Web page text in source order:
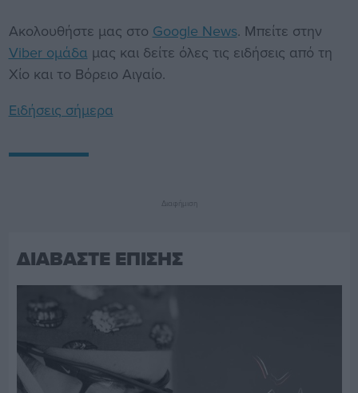
Ακολουθήστε μας στο Google News. Μπείτε στην
Viber ομάδα μας και δείτε όλες τις ειδήσεις από τη
Χίο και το Βόρειο Αιγαίο.
Ειδήσεις σήμερα
Διαφήμιση
ΔΙΑΒΑΣΤΕ ΕΠΙΣΗΣ